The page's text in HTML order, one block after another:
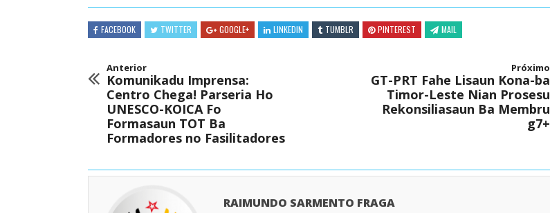
FACEBOOK TWITTER GOOGLE+ LINKEDIN TUMBLR PINTEREST MAIL
Anterior
Komunikadu Imprensa:
Centro Chega! Parseria Ho
UNESCO-KOICA Fo
Formasaun TOT Ba
Formadores no Fasilitadores
Próximo
GT-PRT Fahe Lisaun Kona-ba
Timor-Leste Nian Prosesu
Rekonsiliasaun Ba Membru
g7+
RAIMUNDO SARMENTO FRAGA